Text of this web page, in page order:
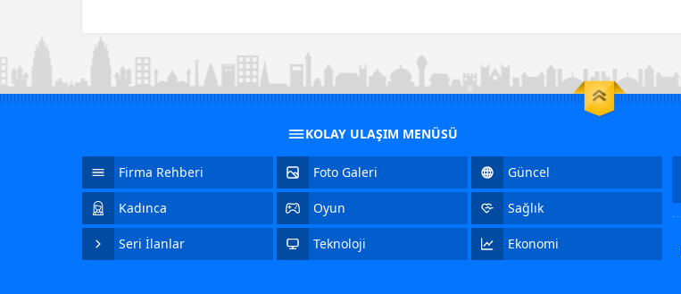
KOLAY ULAŞIM MENÜSÜ
Firma Rehberi Foto Galeri Güncel
Kadınca Oyun Sağlık
Seri İlanlar Teknoloji Ekonomi